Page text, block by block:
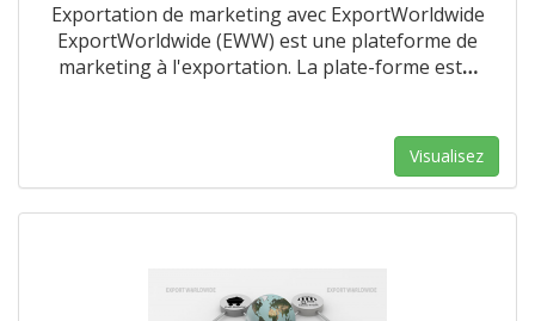
Exportation de marketing avec ExportWorldwide
ExportWorldwide (EWW) est une plateforme de
marketing à l'exportation. La plate-forme est…
Visualisez